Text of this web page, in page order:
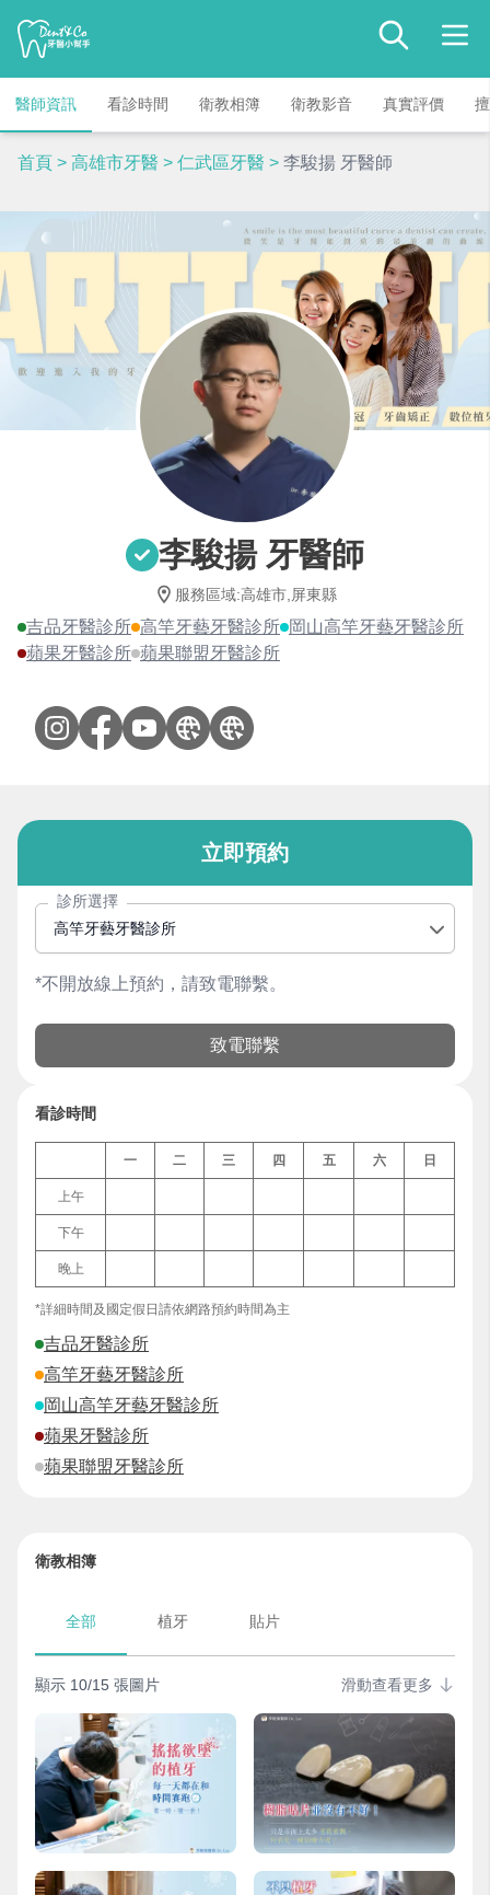
醫師資訊 看診時間 衛教相簿 衛教影音 真實評價
首頁 > 高雄市牙醫 > 仁武區牙醫 > 李駿揚 牙醫師
李駿揚 牙醫師
服務區域:高雄市,屏東縣
吉品牙醫診所 高竿牙藝牙醫診所 岡山高竿牙藝牙醫診所
蘋果牙醫診所 蘋果聯盟牙醫診所
看診時間
一 二 三 四 五 六 日
上午
下午
晚上
*詳細時間及國定假日請依網路預約時間為主
吉品牙醫診所
高竿牙藝牙醫診所
岡山高竿牙藝牙醫診所
蘋果牙醫診所
蘋果聯盟牙醫診所
立即預約
診所選擇
高竿牙藝牙醫診所
*不開放線上預約，請致電聯繫。
致電聯繫
衛教相簿
全部 植牙 貼片
顯示 10/15 張圖片 滑動查看更多